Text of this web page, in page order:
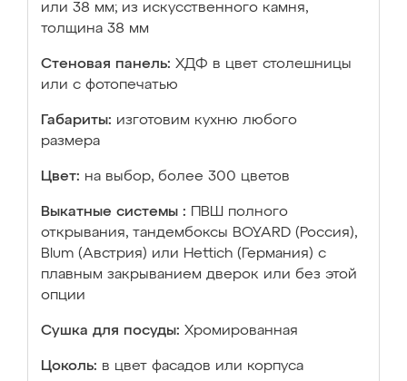
или 38 мм; из искусственного камня,
толщина 38 мм
Стеновая панель: ХДФ в цвет столешницы
или с фотопечатью
Габариты: изготовим кухню любого
размера
Цвет: на выбор, более 300 цветов
Выкатные системы :
ПВШ полного
открывания, тандембоксы BOYARD (Россия),
Blum (Австрия) или Hettich (Германия) с
плавным закрыванием дверок или без этой
опции
Сушка для посуды: Хромированная
Цоколь: в цвет фасадов или корпуса